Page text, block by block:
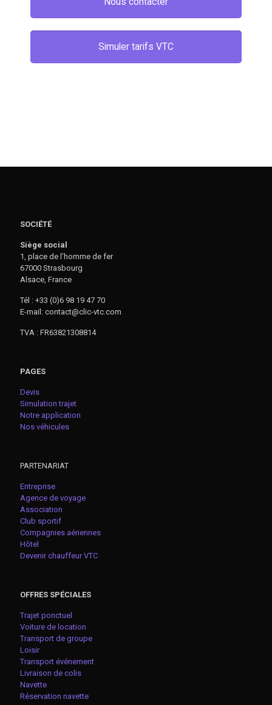
Simuler tarifs VTC
SOCIÉTÉ
Siège social
1, place de l’homme de fer
67000 Strasbourg
Alsace, France
Tél : +33 (0)6 98 19 47 70
E-mail: contact@clic-vtc.com
TVA : FR63821308814
PAGES
Devis
Simulation trajet
Notre application
Nos véhicules
PARTENARIAT
Entreprise
Agence de voyage
Association
Club sportif
Compagnies aériennes
Hôtel
Devenir chauffeur VTC
OFFRES SPÉCIALES
Trajet ponctuel
Voiture de location
Transport de groupe
Loisir
Transport événement
Livraison de colis
Navette
Réservation navette